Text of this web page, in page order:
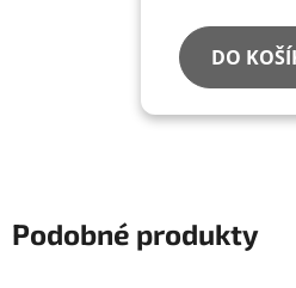
DO
Podobné produkty